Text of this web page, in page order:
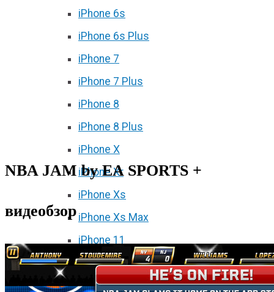
iPhone 6s
iPhone 6s Plus
iPhone 7
iPhone 7 Plus
iPhone 8
iPhone 8 Plus
iPhone X
iPhone Xr
iPhone Xs
iPhone Xs Max
iPhone 11
iPhone 11 Pro
iPhone 11 Pro Max
NBA JAM by EA SPORTS +
видеобзор